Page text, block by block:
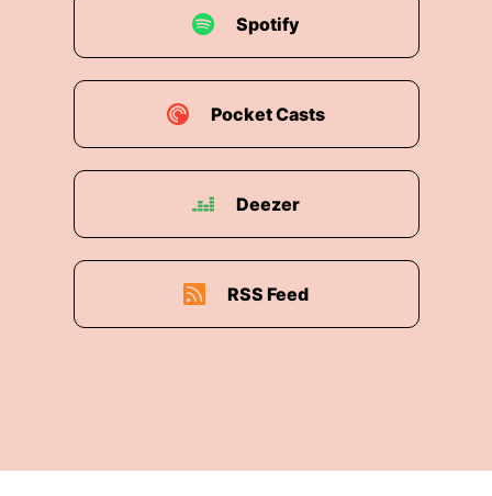
Spotify
Pocket Casts
Deezer
RSS Feed